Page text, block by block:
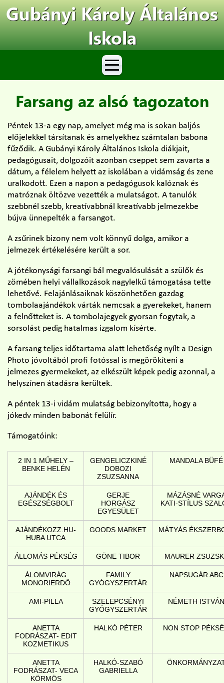
Gubányi Károly Általános
Iskola
Farsang az alsó tagozaton
Péntek 13-a egy nap, amelyet még ma is sokan baljós
előjelekkel társítanak és amelyekhez számtalan babona
fűződik. A Gubányi Károly Általános Iskola diákjait,
pedagógusait, dolgozóit azonban cseppet sem zavarta a
dátum, a félelem helyett az iskolában a vidámság és zene
uralkodott. Ezen a napon a pedagógusok kalóznak és
matróznak öltözve vezették a mulatságot. A tanulók
szebbnél szebb, kreatívabbnál kreatívabb jelmezekbe
bújva ünnepelték a farsangot.
A zsűrinek bizony nem volt könnyű dolga, amikor a
jelmezek értékelésére került a sor.
A jótékonysági farsangi bál megvalósulását a szülők és
zömében helyi vállalkozások nagylelkű támogatása tette
lehetővé. Felajánlásaiknak köszönhetően gazdag
tombolaajándékok várták nemcsak a gyerekeket, hanem
a felnőtteket is. A tombolajegyek gyorsan fogytak, a
sorsolást pedig hatalmas izgalom kísérte.
A farsang teljes időtartama alatt lehetőség nyílt a Design
Photo jóvoltából profi fotóssal is megörökíteni a
jelmezes gyermekeket, az elkészült képek pedig azonnal, a
helyszínen átadásra kerültek.
A péntek 13-i vidám mulatság bebizonyította, hogy a
jókedv minden babonát felülír.
Támogatóink:
2 IN 1 MŰHELY –
BENKE HELÉN
GENGELICZKINÉ
DOBOZI
ZSUZSANNA
MANDALA BÜFÉ
AJÁNDÉK ÉS
EGÉSZSÉGBOLT
GERJE
HORGÁSZ
EGYESÜLET
MÁZÁSNÉ
KATI-STÍLUS
AJÁNDÉKOZZ.HU-
HUBA UTCA
GOODS MARKET MÁTYÁS
ÁLLOMÁS PÉKSÉG GÖNE TIBOR MAURER
ÁLOMVIRÁG
MONORIERDŐ
FAMILY
GYÓGYSZERTÁR
NAPSUGÁR ABC
AMI-PILLA
SZELEPCSÉNYI
GYÓGYSZERTÁR
NÉMETH ISTVÁN
ANETTA
FODRÁSZAT- EDIT
KOZMETIKUS
HALKÓ PÉTER NON STOP
ANETTA
FODRÁSZAT- VECA
KÖRMÖS
HALKÓ-SZABÓ
GABRIELLA